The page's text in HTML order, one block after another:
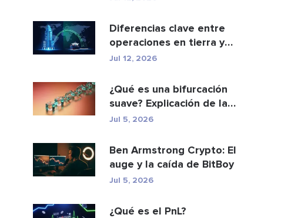
Diferencias clave entre
operaciones en tierra y
en alta mar
Jul 12, 2026
¿Qué es una bifurcación
suave? Explicación de las
actualizacio...
Jul 5, 2026
Ben Armstrong Crypto: El
auge y la caída de BitBoy
Jul 5, 2026
¿Qué es el PnL?